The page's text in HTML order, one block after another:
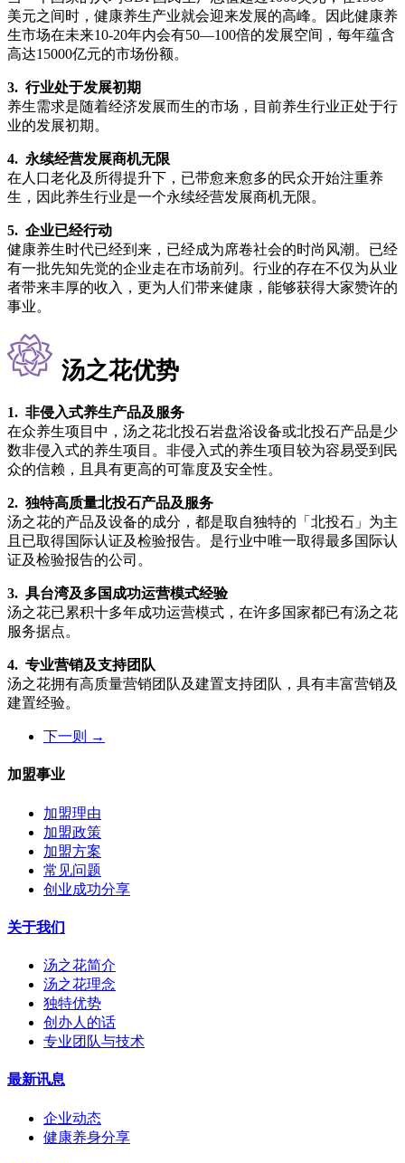
美元之间时，健康养生产业就会迎来发展的高峰。因此健康养
生市场在未来10-20年内会有50—100倍的发展空间，每年蕴含
高达15000亿元的市场份额。
3. 行业处于发展初期
养生需求是随着经济发展而生的市场，目前养生行业正处于行
业的发展初期。
4. 永续经营发展商机无限
在人口老化及所得提升下，已带愈来愈多的民众开始注重养
生，因此养生行业是一个永续经营发展商机无限。
5. 企业已经行动
健康养生时代已经到来，已经成为席卷社会的时尚风潮。已经
有一批先知先觉的企业走在市场前列。行业的存在不仅为从业
者带来丰厚的收入，更为人们带来健康，能够获得大家赞许的
事业。
汤之花优势
1. 非侵入式养生产品及服务
在众养生项目中，汤之花北投石岩盘浴设备或北投石产品是少
数非侵入式的养生项目。非侵入式的养生项目较为容易受到民
众的信赖，且具有更高的可靠度及安全性。
2. 独特高质量北投石产品及服务
汤之花的产品及设备的成分，都是取自独特的「北投石」为主
且已取得国际认证及检验报告。是行业中唯一取得最多国际认
证及检验报告的公司。
3. 具台湾及多国成功运营模式经验
汤之花已累积十多年成功运营模式，在许多国家都已有汤之花
服务据点。
4. 专业营销及支持团队
汤之花拥有高质量营销团队及建置支持团队，具有丰富营销及
建置经验。
下一则 →
加盟事业
加盟理由
加盟政策
加盟方案
常见问题
创业成功分享
关于我们
汤之花简介
汤之花理念
独特优势
创办人的话
专业团队与技术
最新讯息
企业动态
健康养身分享